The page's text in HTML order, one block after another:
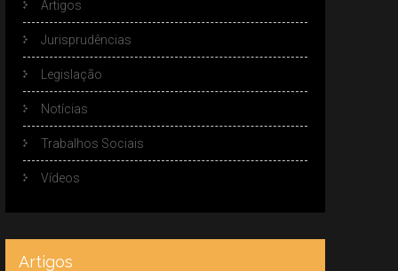
Artigos
Jurisprudências
Legislação
Notícias
Trabalhos Sociais
Vídeos
Artigos